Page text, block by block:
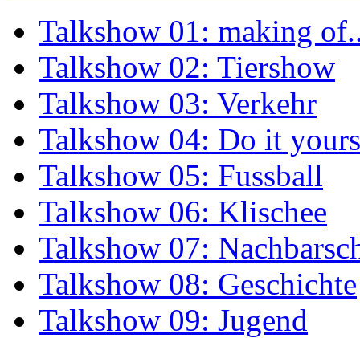
Talkshow 01: making
Talkshow 02: Tiershow
Talkshow 03: Verkehr
Talkshow 04: Do it
Talkshow 05: Fussball
Talkshow 06: Klischee
Talkshow 07:
Talkshow 08: Geschichte
Talkshow 09: Jugend